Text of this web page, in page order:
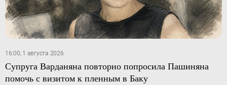
16:00, 1 августа 2026
Супруга Варданяна повторно попросила Пашиняна
помочь с визитом к пленным в Баку